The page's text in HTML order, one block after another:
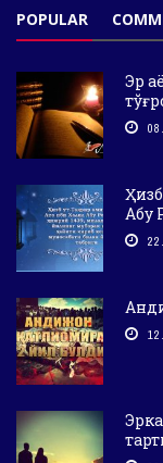
POPULAR
Эр
Абу